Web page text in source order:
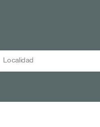
Localidad